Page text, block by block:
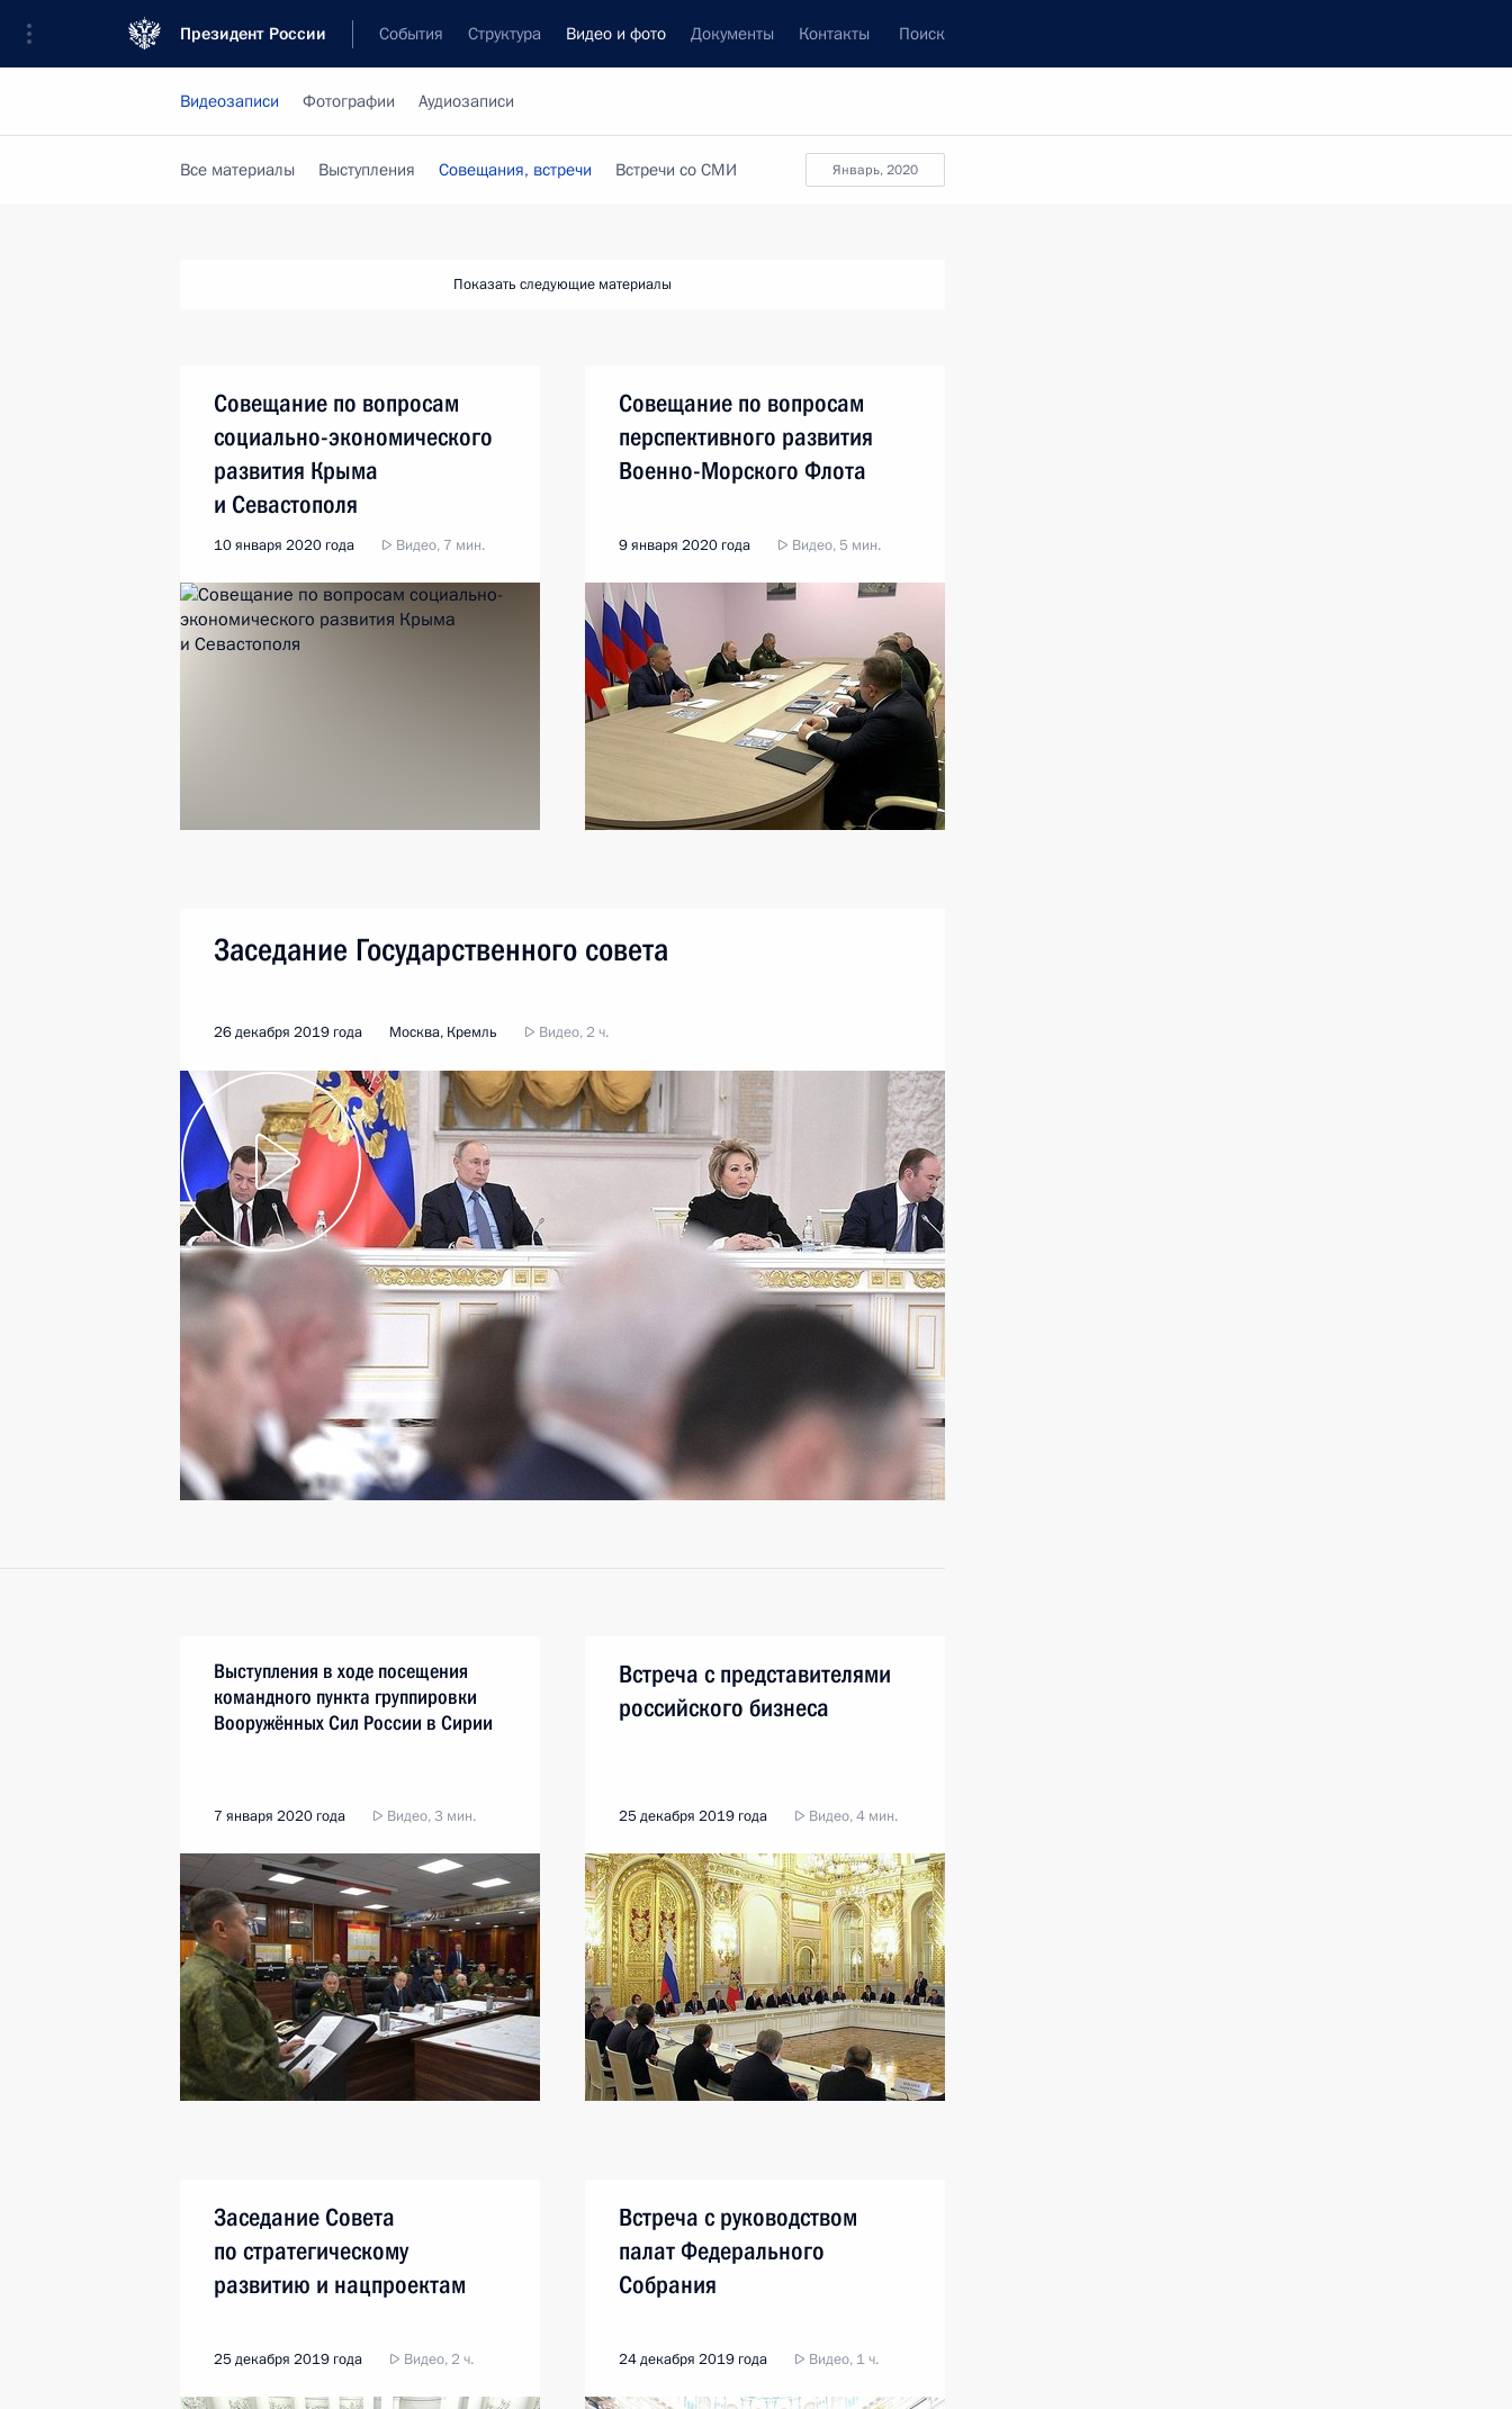
Президент России События Структура Видео и фото Документы Контакты Поиск
Видеозаписи Фотографии Аудиозаписи
январь, 2020
Все материалы Выступления Совещания, встречи Встречи со СМИ
Показать следующие материалы
Совещание по вопросам
социально-экономического
развития Крыма
и Севастополя
10 января 2020 года Видео, 7 мин.
Совещание по вопросам
перспективного развития
Военно-Морского Флота
9 января 2020 года Видео, 5 мин.
Заседание Государственного совета
26 декабря 2019 года Москва, Кремль Видео, 2 ч.
Выступления в ходе посещения
командного пункта группировки
Вооружённых Сил России в Сирии
7 января 2020 года Видео, 3 мин.
Встреча с представителями
российского бизнеса
25 декабря 2019 года Видео, 4 мин.
Заседание Совета
по стратегическому
развитию и нацпроектам
25 декабря 2019 года Видео, 2 ч.
Встреча с руководством
палат Федерального
Собрания
24 декабря 2019 года Видео, 1 ч.